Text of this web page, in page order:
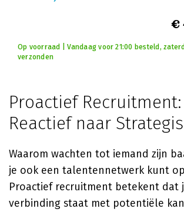
€
Op voorraad | Vandaag voor 21:00 besteld,
verzonden
Proactief Recruitment:
Reactief naar
Waarom wachten tot iemand zijn
je ook een talentennetwerk kunt
Proactief recruitment betekent dat
verbinding staat met potentiële